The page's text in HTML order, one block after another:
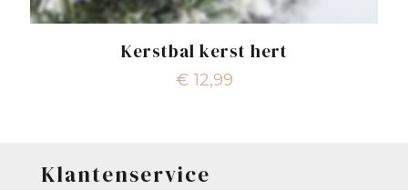
Kerstbal kerst hert
€ 12,99
Klantenservice